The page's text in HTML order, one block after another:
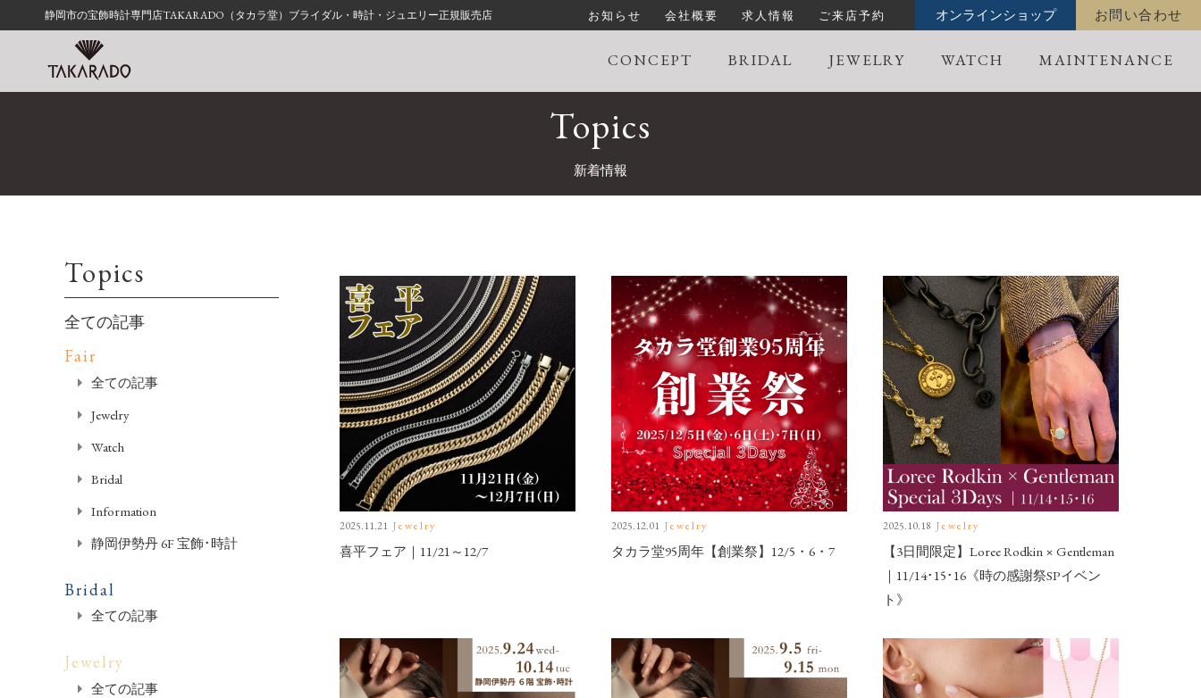
静岡市の宝飾時計専門店TAKARADO（タカラ堂）ブライダル・時計・ジュエリー正規販売店 お問い合わせ
オンラインショップ
お知らせ 会社概要 求人情報 ご来店予約
CONCEPT BRIDAL JEWELRY WATCH MAINTENANCE
Topics
新着情報
2025.11.21 Jewelry
喜平フェア｜11/21～12/7
2025.12.01 Jewelry
タカラ堂95周年【創業祭】12/5・6・7
2025.10.18 Jewelry
【3日間限定】Loree Rodkin × Gentleman
｜11/14･15･16《時の感謝祭SPイベン
ト》
Topics
全ての記事
Fair
全ての記事
Jewelry
Watch
Bridal
Information
静岡伊勢丹 6F 宝飾･時計
Bridal
全ての記事
Jewelry
全ての記事